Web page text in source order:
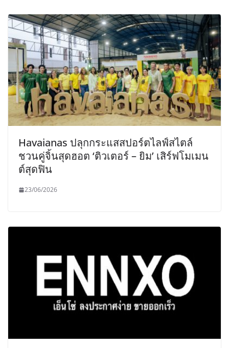
Havaianas ปลุกกระแสสปอร์ตไลฟ์สไตล์
ชวนคู่จิ้นสุดฮอต ‘ติวเตอร์ – ยิม’ เสิร์ฟโมเมน
ต์สุดฟิน
23/06/2026